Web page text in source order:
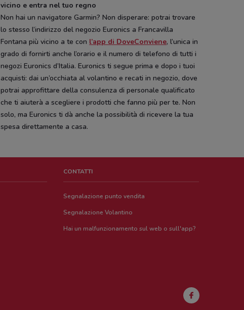
vicino e entra nel tuo regno
Non hai un navigatore Garmin? Non disperare: potrai trovare
lo stesso l’indirizzo del negozio Euronics a Francavilla
Fontana più vicino a te con l’app di DoveConviene, l’unica in
grado di fornirti anche l’orario e il numero di telefono di tutti i
negozi Euronics d’Italia. Euronics ti segue prima e dopo i tuoi
acquisti: dai un’occhiata al volantino e recati in negozio, dove
potrai approfittare della consulenza di personale qualificato
che ti aiuterà a scegliere i prodotti che fanno più per te. Non
solo, ma Euronics ti dà anche la possibilità di ricevere la tua
spesa direttamente a casa.
CONTATTI
Segnalazione punto vendita
Segnalazione Volantino
Hai un malfunzionamento sul web o sull'app?